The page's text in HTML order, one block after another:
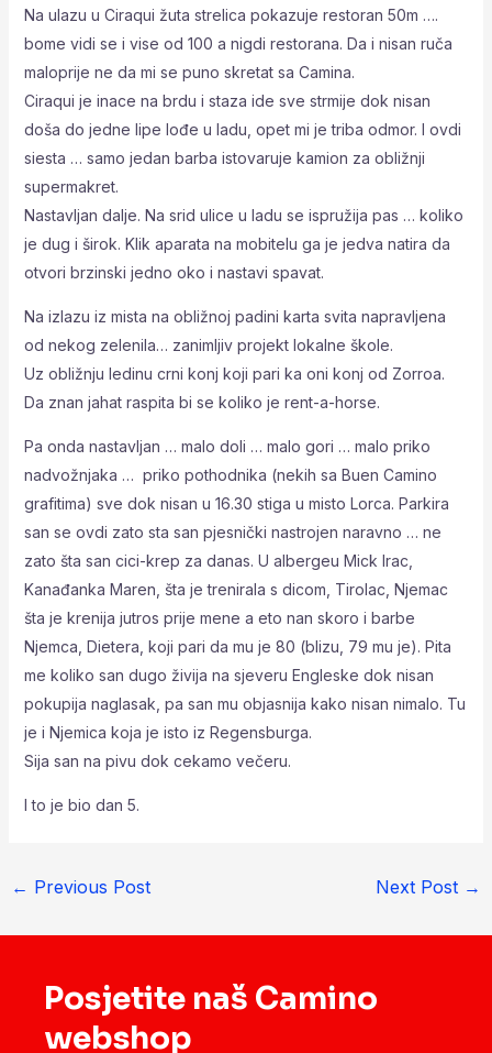
Na ulazu u Ciraqui žuta strelica pokazuje restoran 50m ….
bome vidi se i vise od 100 a nigdi restorana. Da i nisan ruča
maloprije ne da mi se puno skretat sa Camina.
Ciraqui je inace na brdu i staza ide sve strmije dok nisan
doša do jedne lipe lođe u ladu, opet mi je triba odmor. I ovdi
siesta … samo jedan barba istovaruje kamion za obližnji
supermakret.
Nastavljan dalje. Na srid ulice u ladu se ispružija pas … koliko
je dug i širok. Klik aparata na mobitelu ga je jedva natira da
otvori brzinski jedno oko i nastavi spavat.
Na izlazu iz mista na obližnoj padini karta svita napravljena
od nekog zelenila… zanimljiv projekt lokalne škole.
Uz obližnju ledinu crni konj koji pari ka oni konj od Zorroa.
Da znan jahat raspita bi se koliko je rent-a-horse.
Pa onda nastavljan … malo doli … malo gori … malo priko
nadvožnjaka … priko pothodnika (nekih sa Buen Camino
grafitima) sve dok nisan u 16.30 stiga u misto Lorca. Parkira
san se ovdi zato sta san pjesnički nastrojen naravno … ne
zato šta san cici-krep za danas. U albergeu Mick Irac,
Kanađanka Maren, šta je trenirala s dicom, Tirolac, Njemac
šta je krenija jutros prije mene a eto nan skoro i barbe
Njemca, Dietera, koji pari da mu je 80 (blizu, 79 mu je). Pita
me koliko san dugo živija na sjeveru Engleske dok nisan
pokupija naglasak, pa san mu objasnija kako nisan nimalo. Tu
je i Njemica koja je isto iz Regensburga.
Sija san na pivu dok cekamo večeru.
I to je bio dan 5.
← Previous Post Next Post →
Posjetite naš Camino
webshop